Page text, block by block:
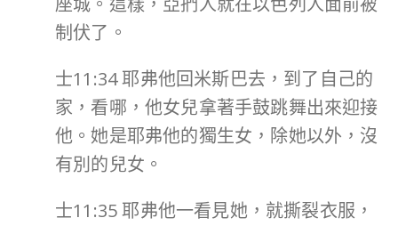
制伏了。
士11:34 耶弗他回米斯巴去，到了自己的
家，看哪，他女兒拿著手鼓跳舞出來迎接
他。她是耶弗他的獨生女，除她以外，沒
有別的兒女。
士11:35 耶弗他一看見她，就撕裂衣服，